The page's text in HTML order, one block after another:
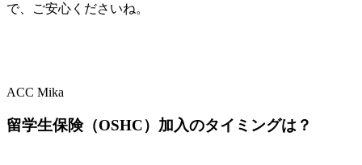
で、ご安心くださいね。
ACC Mika
留学生保険（OSHC）加入のタイミングは？